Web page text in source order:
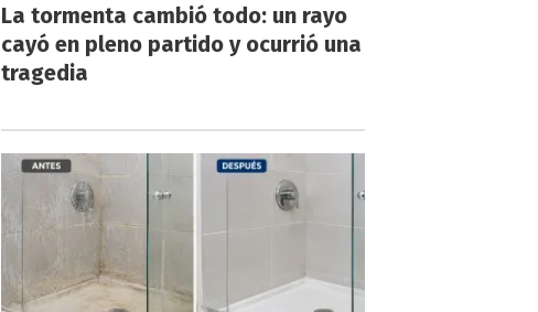
La tormenta cambió todo: un rayo
cayó en pleno partido y ocurrió una
tragedia